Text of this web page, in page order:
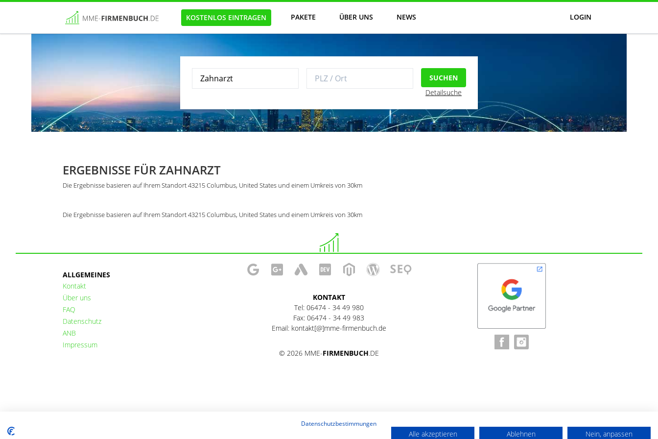
KOSTENLOS EINTRAGEN PAKETE ÜBER UNS NEWS LOGIN
SUCHEN
Detailsuche
ERGEBNISSE FÜR ZAHNARZT
Die Ergebnisse basieren auf Ihrem Standort 43215 Columbus, United States und einem Umkreis von 30km
Die Ergebnisse basieren auf Ihrem Standort 43215 Columbus, United States und einem Umkreis von 30km
ALLGEMEINES
Kontakt
Über uns
FAQ
Datenschutz
ANB
Impressum
KONTAKT
Tel: 06474 - 34 49 980
Fax: 06474 - 34 49 983
Email:kontakt[@]mme-firmenbuch.de
© 2026 MME-FIRMENBUCH.DE
Datenschutzbestimmungen
Alle akzeptieren Ablehnen Nein, anpassen